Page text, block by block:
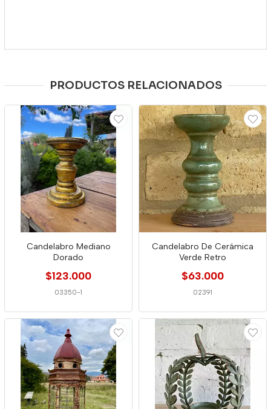
PRODUCTOS RELACIONADOS
Candelabro Mediano
Dorado
$123.000
03350-1
Candelabro De Cerámica
Verde Retro
$63.000
02391